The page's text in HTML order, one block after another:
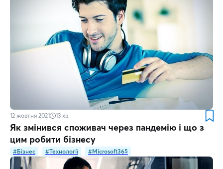
12 жовтня 2021 13 хв.
Як змінився споживач через пандемію і що з
цим робити бізнесу
#Бізнес #Технології #Microsoft365